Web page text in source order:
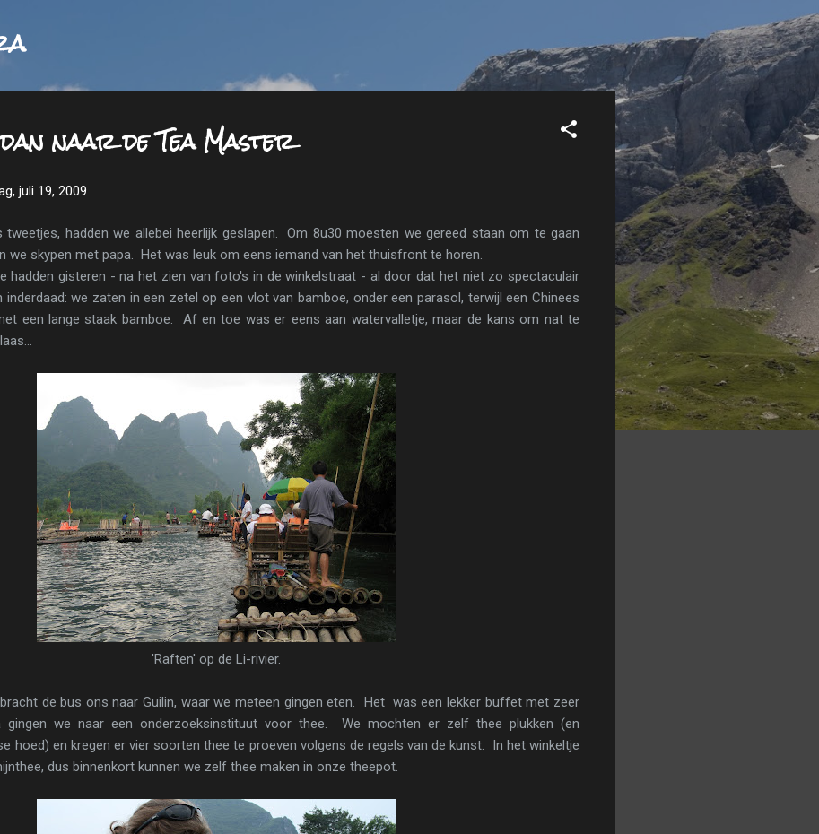
naar de Tea Master
juli 19, 2009
tweetjes, hadden we allebei heerlijk geslapen. Om 8u30 moesten we gereed staan om te gaan
we skypen met papa. Het was leuk om eens iemand van het thuisfront te horen.
hadden gisteren - na het zien van foto's in de winkelstraat - al door dat het niet zo spectaculair
we zaten in een zetel op een vlot van bamboe, onder een parasol, terwijl een Chinees
een lange staak bamboe. Af en toe was er eens aan watervalletje, maar de kans om nat te
'Raften' op de Li-rivier.
de bus ons naar Guilin, waar we meteen gingen eten. Het was een lekker buffet met zeer
we naar een onderzoeksinstituut voor thee. We mochten er zelf thee plukken (en
hoed) en kregen er vier soorten thee te proeven volgens de regels van de kunst. In het winkeltje
dus binnenkort kunnen we zelf thee maken in onze theepot.